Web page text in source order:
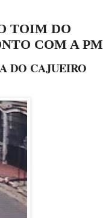
TOIM DO
COM A PM
DO CAJUEIRO